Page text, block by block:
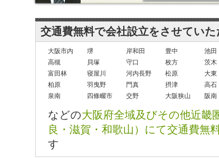
交通費無料で会社設立をさせてい
大阪市内 堺 岸和田 豊中
池田
高槻
貝塚 守口 枚方
茨木
富田林
寝屋川 河内長野 松原
大東
柏原
羽曳野 門真 摂津
高石
泉南
四條畷市 交野 大阪狭山 阪南
などの大阪府全域及びその他近畿
良・滋賀・和歌山）にて交通費無
す